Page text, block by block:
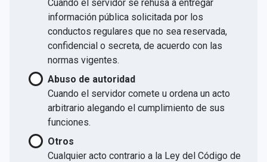
Cuando el servidor se rehúsa a entregar
información pública solicitada por los
conductos regulares que no sea reservada,
confidencial o secreta, de acuerdo con las
normas vigentes.
Abuso de autoridad
Cuando el servidor comete u ordena un acto
arbitrario alegando el cumplimiento de sus
funciones.
Otros
Cualquier acto contrario a la Ley del Código de